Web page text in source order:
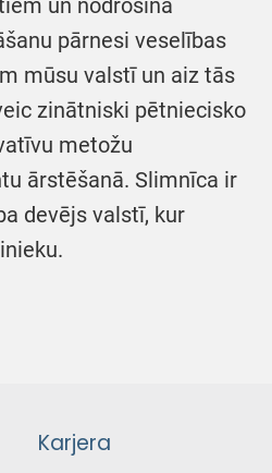
pārnesi veselības
mūsu valstī un aiz tās
zinātniski pētniecisko
metožu
ārstēšanā. Slimnīca ir
devējs valstī, kur
Karjera